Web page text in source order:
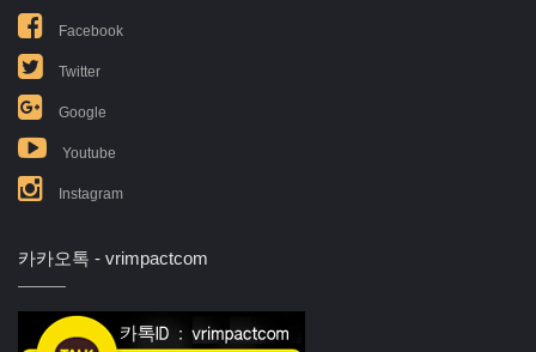
Facebook
Twitter
Google
Youtube
Instagram
카카오톡 - vrimpactcom